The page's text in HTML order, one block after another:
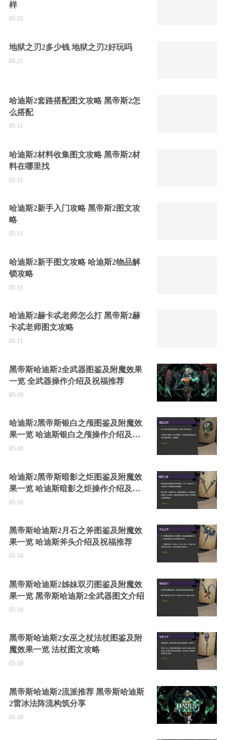
样
05-21
地狱之刃2多少钱 地狱之刃2好玩吗
05-21
哈迪斯2套路搭配图文攻略 黑帝斯2怎
么搭配
05-11
哈迪斯2材料收集图文攻略 黑帝斯2材
料在哪里找
05-11
哈迪斯2新手入门攻略 黑帝斯2图文攻
略
05-11
哈迪斯2新手图文攻略 哈迪斯2物品解
锁攻略
05-11
哈迪斯2赫卡忒老师怎么打 黑帝斯2赫
卡忒老师图文攻略
05-11
黑帝斯哈迪斯2全武器图鉴及附魔效果
一览 全武器操作介绍及祝福推荐
05-10
哈迪斯2黑帝斯银白之颅图鉴及附魔效
果一览 哈迪斯银白之颅操作介绍及祝
福推荐
05-10
哈迪斯2黑帝斯暗影之炬图鉴及附魔效
果一览 哈迪斯暗影之炬操作介绍及祝
福推荐
05-10
黑帝斯哈迪斯2月石之斧图鉴及附魔效
果一览 哈迪斯斧头介绍及祝福推荐
05-10
黑帝斯哈迪斯2姊妹双刃图鉴及附魔效
果一览 黑帝斯哈迪斯2全武器图文介绍
05-10
黑帝斯哈迪斯2女巫之杖法杖图鉴及附
魔效果一览 法杖图文攻略
05-10
黑帝斯哈迪斯2流派推荐 黑帝斯哈迪斯
2雷冰法阵流构筑分享
05-10